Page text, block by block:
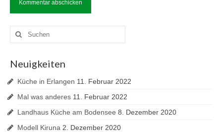
Suche
nach:
Neuigkeiten
Küche in Erlangen 11. Februar 2022
Mal was anderes 11. Februar 2022
Landhaus Küche am Bodensee 8. Dezember 2020
Modell Kiruna 2. Dezember 2020